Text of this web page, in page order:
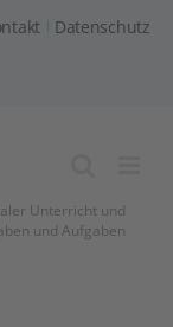
Datenschutz
Unterricht und
und Aufgaben